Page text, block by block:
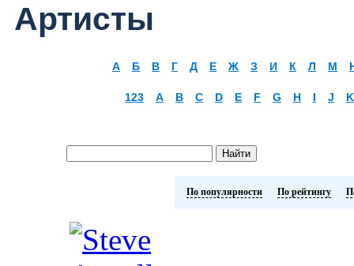
Артисты
А Б В Г Д Е Ж З И К Л М
123 A B C D E F G H I J K
По популярности По рейтингу